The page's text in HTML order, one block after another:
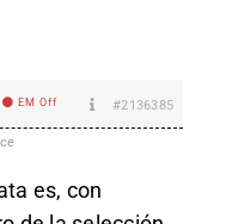
EM Off #2136385
es, con